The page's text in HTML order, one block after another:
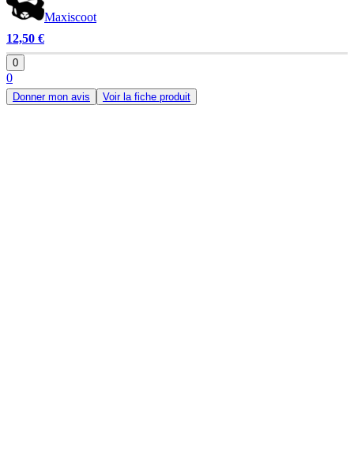
Maxiscoot
12,50 €
0
0
Donner mon avis Voir la fiche produit